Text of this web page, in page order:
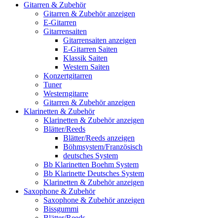
Gitarren & Zubehör
Gitarren & Zubehör anzeigen
E-Gitarren
Gitarrensaiten
Gitarrensaiten anzeigen
E-Gitarren Saiten
Klassik Saiten
Western Saiten
Konzertgitarren
Tuner
Westerngitarre
Gitarren & Zubehör anzeigen
Klarinetten & Zubehör
Klarinetten & Zubehör anzeigen
Blätter/Reeds
Blätter/Reeds anzeigen
Böhmsystem/Französisch
deutsches System
Bb Klarinetten Boehm System
Bb Klarinette Deutsches System
Klarinetten & Zubehör anzeigen
Saxophone & Zubehör
Saxophone & Zubehör anzeigen
Bissgummi